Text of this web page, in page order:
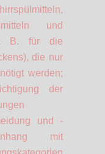
und
B. für die
die nur
werden;
der
und -
mit